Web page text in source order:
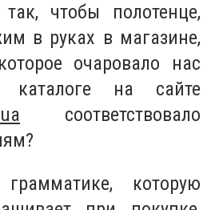
чтобы полотенце,
в руках в магазине,
очаровало нас
каталоге на сайте
соответствовало
которую